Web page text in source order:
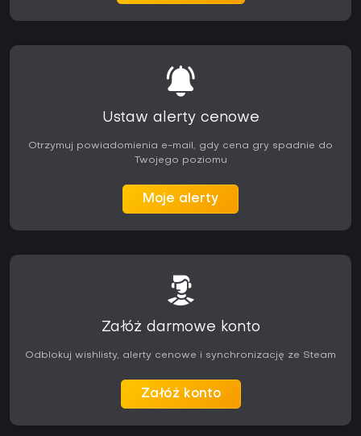
Ustaw alerty cenowe
Otrzymuj powiadomienia e-mail, gdy cena gry spadnie do
Twojego poziomu
Moje alerty
Załóż darmowe konto
Odblokuj wishlisty, alerty cenowe i synchronizację ze Steam
Załóż konto